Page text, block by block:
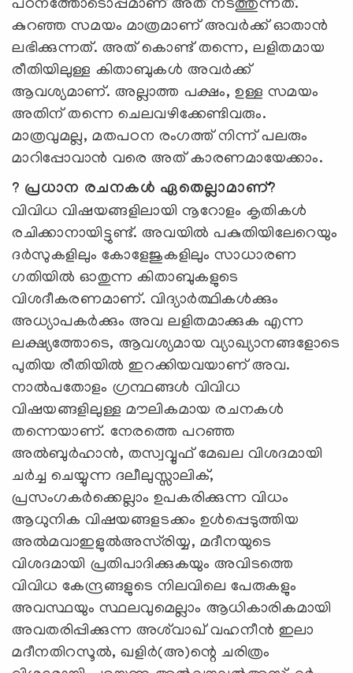
പഠനത്തോടൊപ്പമാണ് അത് നടത്തുന്നത്.
കുറഞ്ഞ സമയം മാത്രമാണ് അവര്‍ക്ക് ഓതാന്‍
ലഭിക്കുന്നത്. അത് കൊണ്ട് തന്നെ, ലളിതമായ
രീതിയിലുള്ള കിതാബുകള്‍ അവര്‍ക്ക്
ആവശ്യമാണ്. അല്ലാത്ത പക്ഷം, ഉള്ള സമയം
അതിന് തന്നെ ചെലവഴിക്കേണ്ടിവരും.
മാത്രവുമല്ല, മതപഠന രംഗത്ത് നിന്ന് പലരും
മാറിപ്പോവാന്‍ വരെ അത് കാരണമായേക്കാം.
? പ്രധാന രചനകള്‍ ഏതെല്ലാമാണ്?
വിവിധ വിഷയങ്ങളിലായി നൂറോളം കൃതികള്‍
രചിക്കാനായിട്ടുണ്ട്. അവയില്‍ പകുതിയിലേറെയും
ദര്‍സുകളിലും കോളേജുകളിലും സാധാരണ
ഗതിയില്‍ ഓതുന്ന കിതാബുകളുടെ
വിശദീകരണമാണ്. വിദ്യാര്‍ത്ഥികള്‍ക്കും
അധ്യാപകര്‍ക്കും അവ ലളിതമാക്കുക എന്ന
ലക്ഷ്യത്തോടെ, ആവശ്യമായ വ്യാഖ്യാനങ്ങളോടെ
പുതിയ രീതിയില്‍ ഇറക്കിയവയാണ് അവ.
നാല്‍പതോളം ഗ്രന്ഥങ്ങള്‍ വിവിധ
വിഷയങ്ങളിലുള്ള മൗലികമായ രചനകള്‍
തന്നെയാണ്. നേരത്തെ പറഞ്ഞ
അല്‍ബുര്‍ഹാന്‍, തസ്വവ്വുഫ് മേഖല വിശദമായി
ചര്‍ച്ച ചെയ്യുന്ന ദലീലുസ്സാലിക്,
പ്രസംഗകര്‍ക്കെല്ലാം ഉപകരിക്കുന്ന വിധം
ആധുനിക വിഷയങ്ങളടക്കം ഉള്‍പ്പെടുത്തിയ
അല്‍മവാഇളുല്‍അസ്‍രിയ്യ, മദീനയുടെ
വിശദമായി പ്രതിപാദിക്കുകയും അവിടത്തെ
വിവിധ കേന്ദ്രങ്ങളുടെ നിലവിലെ പേരുകളും
അവസ്ഥയും സ്ഥലവുമെല്ലാം ആധികാരികമായി
അവതരിപ്പിക്കുന്ന അശ്‍വാഖ് വഹനീന്‍ ഇലാ
മദീനതിറസൂല്‍, ഖളിര്‍(അ)ന്റെ ചരിത്രം